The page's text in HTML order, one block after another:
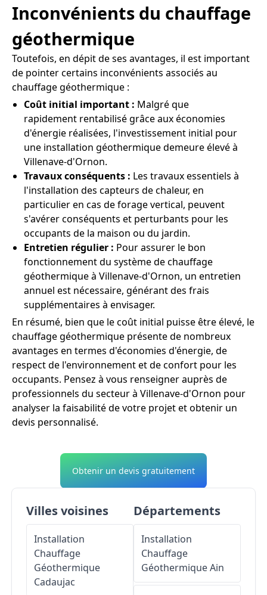
Inconvénients du chauffage
géothermique
Toutefois, en dépit de ses avantages, il est important
de pointer certains inconvénients associés au
chauffage géothermique :
Coût initial important : Malgré que
rapidement rentabilisé grâce aux économies
d'énergie réalisées, l'investissement initial pour
une installation géothermique demeure élevé à
Villenave-d'Ornon.
Travaux conséquents : Les travaux essentiels à
l'installation des capteurs de chaleur, en
particulier en cas de forage vertical, peuvent
s'avérer conséquents et perturbants pour les
occupants de la maison ou du jardin.
Entretien régulier : Pour assurer le bon
fonctionnement du système de chauffage
géothermique à Villenave-d'Ornon, un entretien
annuel est nécessaire, générant des frais
supplémentaires à envisager.
En résumé, bien que le coût initial puisse être élevé, le
chauffage géothermique présente de nombreux
avantages en termes d'économies d'énergie, de
respect de l'environnement et de confort pour les
occupants. Pensez à vous renseigner auprès de
professionnels du secteur à Villenave-d'Ornon pour
analyser la faisabilité de votre projet et obtenir un
devis personnalisé.
Obtenir un devis gratuitement
Villes voisines
Installation
Chauffage
Géothermique
Cadaujac
Départements
Installation
Chauffage
GéothermiqueAin